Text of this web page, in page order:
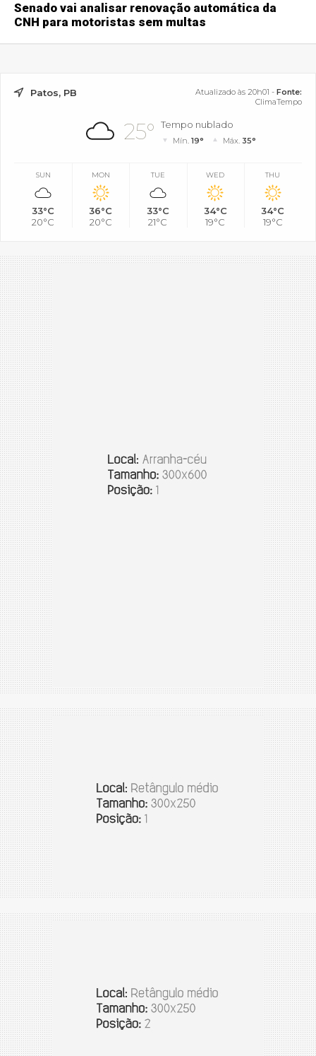
Senado vai analisar renovação automática da
CNH para motoristas sem multas
Patos, PB Atualizado às 20h01 - Fonte:
ClimaTempo
25° Tempo nublado
Mín.19° Máx. 35°
SUN
33°C
20°C
MON
36°C
20°C
TUE
33°C
21°C
WED
34°C
19°C
THU
34°C
19°C